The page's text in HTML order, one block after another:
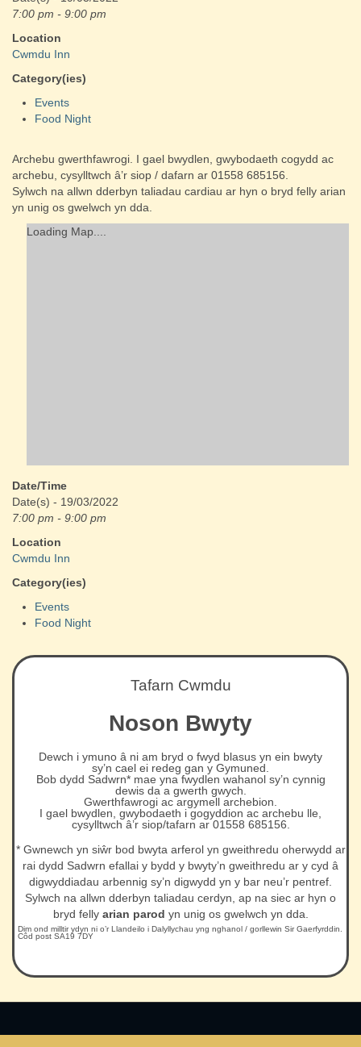
7:00 pm - 9:00 pm
Location
Cwmdu Inn
Category(ies)
Events
Food Night
Archebu gwerthfawrogi. I gael bwydlen, gwybodaeth cogydd ac
archebu, cysylltwch â’r siop / dafarn ar 01558 685156.
Sylwch na allwn dderbyn taliadau cardiau ar hyn o bryd felly arian
yn unig os gwelwch yn dda.
Loading Map....
Date/Time
Date(s) - 19/03/2022
7:00 pm - 9:00 pm
Location
Cwmdu Inn
Category(ies)
Events
Food Night
Tafarn Cwmdu
Noson Bwyty
Dewch i ymuno â ni am bryd o fwyd blasus yn ein bwyty
sy’n cael ei redeg gan y Gymuned.
Bob dydd Sadwrn* mae yna fwydlen wahanol sy’n cynnig
dewis da a gwerth gwych.
Gwerthfawrogi ac argymell archebion.
I gael bwydlen, gwybodaeth i gogyddion ac archebu lle,
cysylltwch â’r siop/tafarn ar 01558 685156.
* Gwnewch yn siŵr bod bwyta arferol yn gweithredu oherwydd ar
rai dydd Sadwrn efallai y bydd y bwyty’n gweithredu ar y cyd â
digwyddiadau arbennig sy’n digwydd yn y bar neu’r pentref.
Sylwch na allwn dderbyn taliadau cerdyn, ap na siec ar hyn o
bryd felly arian parod yn unig os gwelwch yn dda.
Dim ond milltir ydyn ni o’r Llandeilo i Dalyllychau yng nghanol / gorllewin Sir Gaerfyrddin.
Côd post SA19 7DY